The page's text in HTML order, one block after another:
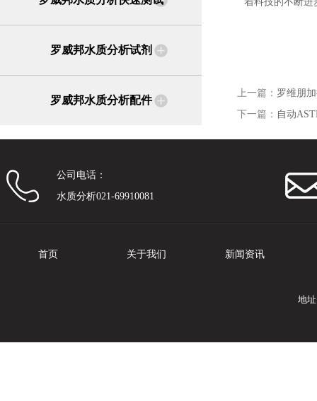
罗威邦水质分析试剂
罗威邦水质分析配件
上一篇： 罗维朋
下一篇： 自动
公司电话：
水质分析021-69910081
首页 关于我们 新闻资讯
地